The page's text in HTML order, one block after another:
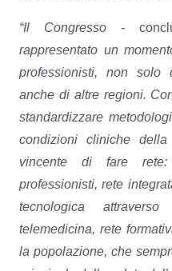
“Il Congresso -
rappresentato un
professionisti, non solo
anche di altre regioni.
standardizzare
condizioni cliniche
vincente di fare rete:
professionisti, rete
tecnologica
telemedicina, rete
la popolazione, che